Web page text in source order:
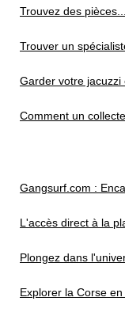
Trouvez des pièces...
Trouver un
Garder votre jacuzzi
Comment un
Gangsurf.com :
L'accès direct à la
Plongez dans
Explorer la Corse